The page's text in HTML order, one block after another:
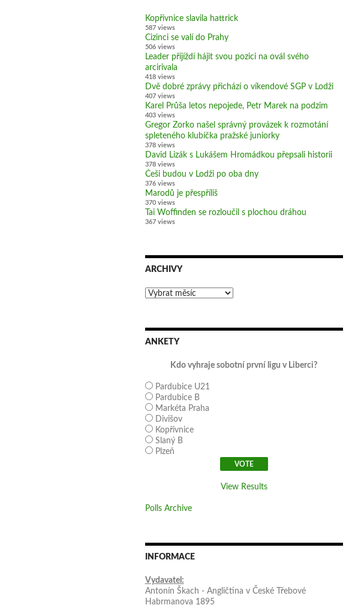
Kopřivnice slavila hattrick
587 views
Cizinci se valí do Prahy
506 views
Leader přijíždí hájit svou pozici na ovál svého
arcirivala
418 views
Dvě dobré zprávy přichází o víkendové SGP v Lodži
407 views
Karel Průša letos nepojede, Petr Marek na podzim
403 views
Gregor Zorko našel správný provázek k rozmotání
spleteného klubíčka pražské juniorky
378 views
David Lizák s Lukášem Hromádkou přepsali historii
378 views
Češi budou v Lodži po oba dny
376 views
Marodů je přespříliš
370 views
Tai Woffinden se rozloučil s plochou dráhou
367 views
ARCHIVY
Archivy
ANKETY
Kdo vyhraje sobotní první ligu v Liberci?
Pardubice U21
Pardubice B
Markéta Praha
Divišov
Kopřivnice
Slaný B
Plzeň
View Results
Polls Archive
INFORMACE
Vydavatel:
Antonín Škach - Angličtina v České Třebové
Habrmanova 1895